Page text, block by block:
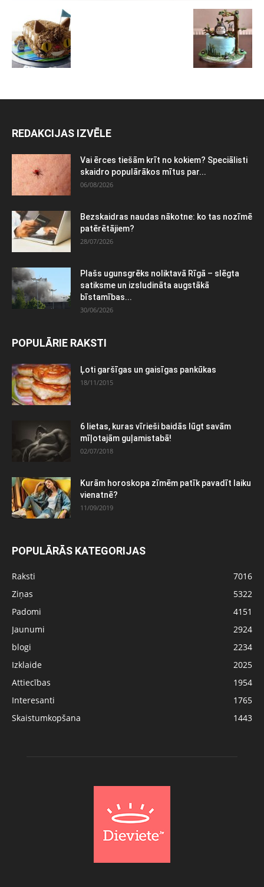
REDAKCIJAS IZVĒLE
Vai ērces tiešām krīt no kokiem? Speciālisti
skaidro populārākos mītus par...
06/08/2026
Bezskaidras naudas nākotne: ko tas nozīmē
patērētājiem?
28/07/2026
Plašs ugunsgrēks noliktavā Rīgā – slēgta
satiksme un izsludināta augstākā
bīstamības...
30/06/2026
POPULĀRIE RAKSTI
Ļoti garšīgas un gaisīgas pankūkas
18/11/2015
6 lietas, kuras vīrieši baidās lūgt savām
mīļotajām guļamistabā!
02/07/2018
Kurām horoskopa zīmēm patīk pavadīt laiku
vienatnē?
11/09/2019
POPULĀRĀS KATEGORIJAS
Raksti
7016
Ziņas
5322
Padomi
4151
Jaunumi
2924
blogi
2234
Izklaide
2025
Attiecības
1954
Interesanti
1765
Skaistumkopšana
1443